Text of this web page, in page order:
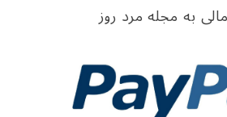
به مجله مرد روز